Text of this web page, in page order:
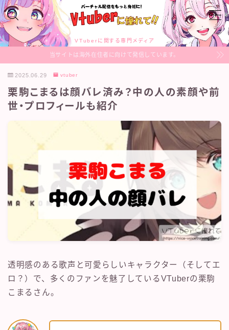
VTuberに関する専門メディア
MENU
Profile
当サイトは海外在住者に向けて発信しています。
2025.06.29 vtuber
栗駒こまるは顔バレ済み？中の人の素顔や前
世・プロフィールも紹介
透明感のある歌声と可愛らしいキャラクター（そしてエ
ロ？）で、多くのファンを魅了しているVTuberの栗駒
こまるさん。